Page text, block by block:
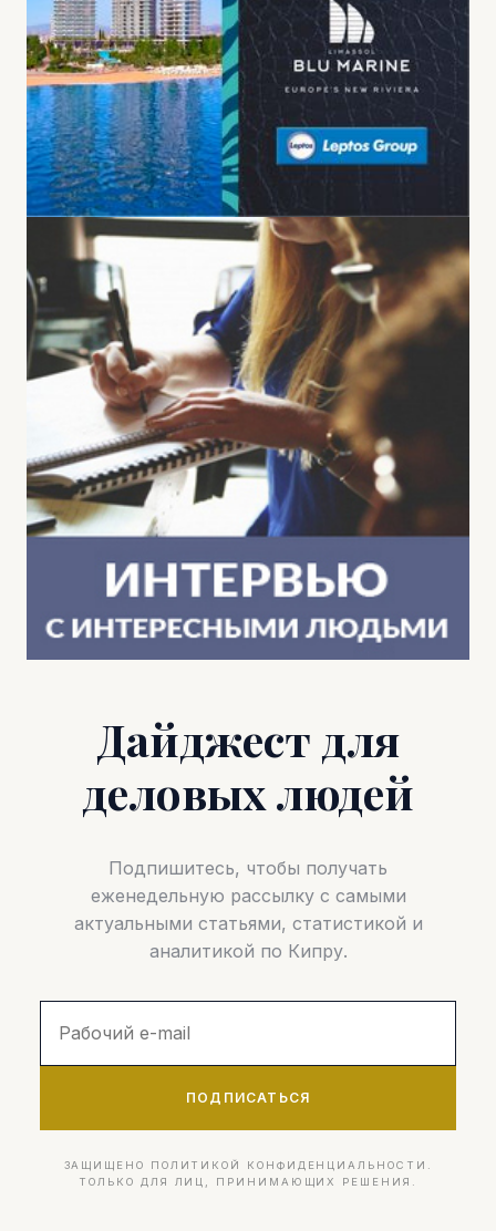
Дайджест для
деловых людей
Подпишитесь, чтобы получать
еженедельную рассылку с самыми
актуальными статьями, статистикой и
аналитикой по Кипру.
ПОДПИСАТЬСЯ
ЗАЩИЩЕНО ПОЛИТИКОЙ КОНФИДЕНЦИАЛЬНОСТИ.
ТОЛЬКО ДЛЯ ЛИЦ, ПРИНИМАЮЩИХ РЕШЕНИЯ.